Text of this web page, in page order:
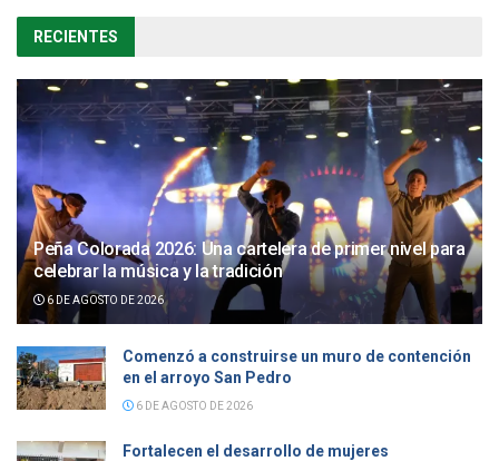
RECIENTES
Peña Colorada 2026: Una cartelera de primer nivel para
celebrar la música y la tradición
6 DE AGOSTO DE 2026
Comenzó a construirse un muro de contención
en el arroyo San Pedro
6 DE AGOSTO DE 2026
Fortalecen el desarrollo de mujeres